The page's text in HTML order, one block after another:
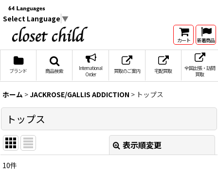
Select Language ▼
カート 新着商品
ブランド 商品検索
International
Order
買取のご案内 宅配買取
全国出張・訪問
買取
ホーム > JACKROSE/GALLIS ADDICTION > トップス
トップス
表示順変更
表示数
10件